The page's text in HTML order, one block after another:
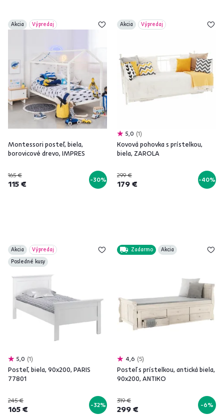
Akcia Výpredaj
Montessori posteľ, biela,
borovicové drevo, IMPRES
165 €
115 € -30%
Akcia Výpredaj
5,0 1
Kovová pohovka s prístelkou,
biela, ZAROLA
299 €
179 € -40%
Akcia
Výpredaj
Posledné kusy
5,0 1
Posteľ, biela, 90x200, PARIS
77801
245 €
165 € -32%
Zadarmo Akcia
4,6 5
Posteľ s prístelkou, antická biela,
90x200, ANTIKO
319 €
299 € -6%